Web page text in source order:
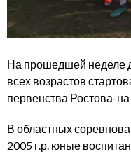
На прошедшей неделе
всех возрастов
первенства Ростова-
В областных
2005 г.р. юные